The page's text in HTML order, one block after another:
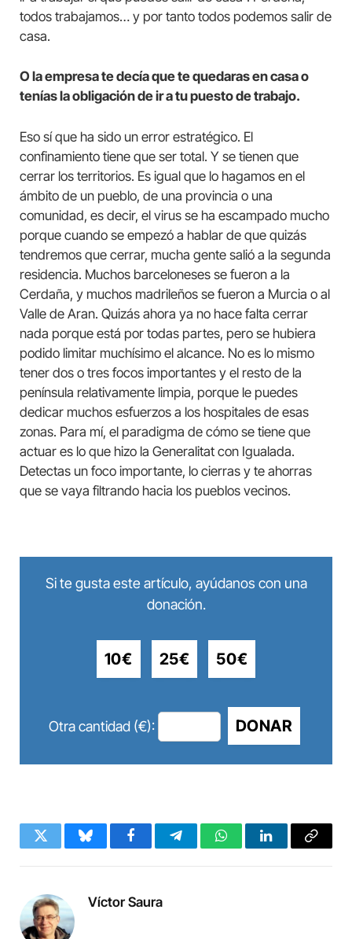
todos trabajamos… y por tanto todos podemos salir de
casa.
O la empresa te decía que te quedaras en casa o
tenías la obligación de ir a tu puesto de trabajo.
Eso sí que ha sido un error estratégico. El
confinamiento tiene que ser total. Y se tienen que
cerrar los territorios. Es igual que lo hagamos en el
ámbito de un pueblo, de una provincia o una
comunidad, es decir, el virus se ha escampado mucho
porque cuando se empezó a hablar de que quizás
tendremos que cerrar, mucha gente salió a la segunda
residencia. Muchos barceloneses se fueron a la
Cerdaña, y muchos madrileños se fueron a Murcia o al
Valle de Aran. Quizás ahora ya no hace falta cerrar
nada porque está por todas partes, pero se hubiera
podido limitar muchísimo el alcance. No es lo mismo
tener dos o tres focos importantes y el resto de la
península relativamente limpia, porque le puedes
dedicar muchos esfuerzos a los hospitales de esas
zonas. Para mí, el paradigma de cómo se tiene que
actuar es lo que hizo la Generalitat con Igualada.
Detectas un foco importante, lo cierras y te ahorras
que se vaya filtrando hacia los pueblos vecinos.
Si te gusta este artículo, ayúdanos con una
donación.
10€ 25€ 50€
Otra cantidad (€): DONAR
Twitter BlueskyFacebookTelegramWhatsAppLinkedInCopy
Víctor Saura